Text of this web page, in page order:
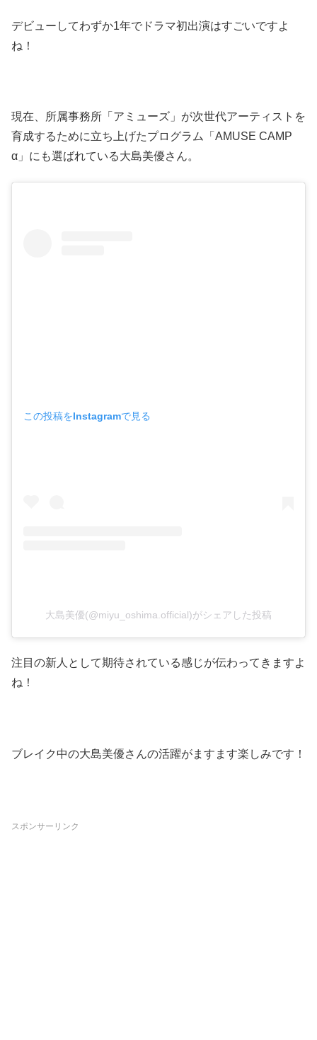
デビューしてわずか1年でドラマ初出演はすごいですよ
ね！
現在、所属事務所「アミューズ」が次世代アーティストを
育成するために立ち上げたプログラム「AMUSE CAMP
α」にも選ばれている大島美優さん。
この投稿をInstagramで見る
大島美優(@miyu_oshima.official)がシェアした投稿
注目の新人として期待されている感じが伝わってきますよ
ね！
ブレイク中の大島美優さんの活躍がますます楽しみです！
スポンサーリンク